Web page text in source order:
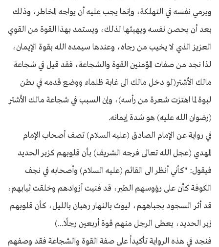
ويرمي نفسه في التهلكة، وإنما يجب عليه أن يواجه المخاطر، وذلك
بعد أن يحصن نفسه ويهيئها لذلك، ويستمد بهذا القوة من القوي
العزيز الذي لا يخيب من رجاه، وعندها سيمده الله بقوة الإيمان،
لذا نجد من صفات المؤمنين القوة والشجاعة، فقد قيل في شجاعة
مالك الأشتر(لو دخل مالك الى غابة ظلماء ووضع قدمه في بطن
لبوة لما اهتزت شعرة من رأسه)، وإن السبب في شجاعة مالك الأشتر
(رضوان الله عليه) هو شدة إيمانه.
في رواية عن الإمام الصادق (عليه السلام) تصف أصحاب الإمام
المهدي (عجل الله تعالى فرجه الشريف) بأن قلوبهم كزبر الحديد
فيقول: "كأني أنظر الى القائم (عليه السلام) وأصحابه في نجف
الكوفة كأن على رؤوسهم الطير، قد فنيت أزوادهم وخلقت ثيابهم،
قد أثر السجود بجباههم، ليوث بالنهار رهبان بالليل، كأن قلوبهم
زبر الحديد، يعطى الرجل منهم قوة أربعين رجلًا...)
فنجد في هذه الرواية تأكيداً على صفة القوة والشجاعة فقد وصفهم